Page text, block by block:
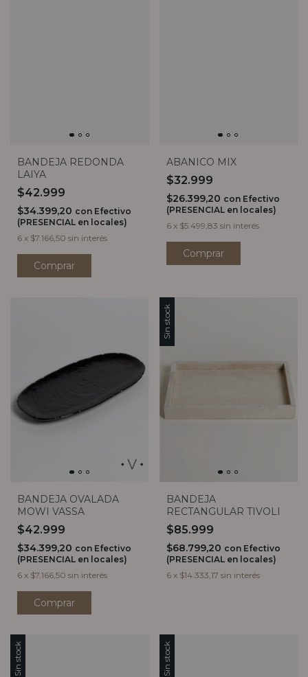
BANDEJA REDONDA
LAIYA
$42.999
$34.399,20 con Efectivo
(PRESENCIAL en locales)
6 x $7.166,50 sin interés
ABANICO MIX
$32.999
$26.399,20 con Efectivo
(PRESENCIAL en locales)
6 x $5.499,83 sin interés
BANDEJA OVALADA
MOWI VASSA
$42.999
$34.399,20 con Efectivo
(PRESENCIAL en locales)
6 x $7.166,50 sin interés
Sin stock
BANDEJA
RECTANGULAR TIVOLI
$85.999
$68.799,20 con Efectivo
(PRESENCIAL en locales)
6 x $14.333,17 sin interés
Sin stock Sin stock